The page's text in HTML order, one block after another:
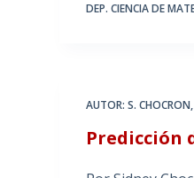
DEP. CIENCIA DE
AUTOR: S. CHOCRON
Predicción